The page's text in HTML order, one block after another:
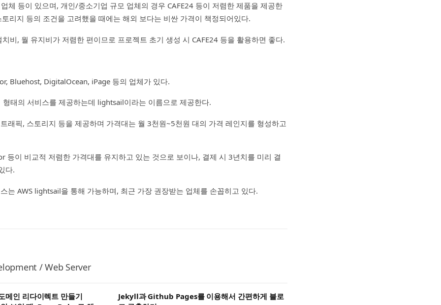
체 등이 있으며, 개인/중소기업 규모 업체의 경우 CAFE24 등이 저렴한 제품을 제공한
리지 등의 조건을 고려했을 때에는 해외 보다는 비싼 가격이 책정되어있다.
비, 월 유지비가 저렴한 편이므로 프로젝트 초기 생성 시 CAFE24 등을 활용하면 좋다.
Bluehost, DigitalOcean, iPage 등의 업체가 있다.
형태의 서비스를 제공하는데 lightsail이라는 이름으로 제공한다.
래픽, 스토리지 등을 제공하며 가격대는 월 3천원~5천원 대의 가격 레인지를 형성하고
등이 비교적 저렴한 가격대를 유지하고 있는 것으로 보이나, 결제 시 3년치를 미리 결
다.
는 AWS lightsail을 통해 가능하며, 최근 가장 권장받는 업체를 손꼽히고 있다.
/ Web Server
인 리다이렉트 만들기
Jekyll과 Github Pages를 이용해서 간편하게 블로